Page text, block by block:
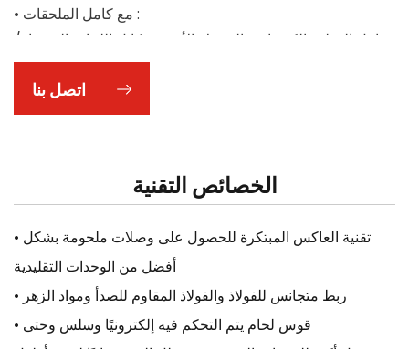
• مع كامل الملحقات :
حامل القطب الكهربائي، المشبك الأرضي، كابل اللحام، الفرشاة/
اتصل بنا
الخصائص التقنية
• تقنية العاكس المبتكرة للحصول على وصلات ملحومة بشكل
أفضل من الوحدات التقليدية
• ربط متجانس للفولاذ والفولاذ المقاوم للصدأ ومواد الزهر
• قوس لحام يتم التحكم فيه إلكترونيًا وسلس وحتى